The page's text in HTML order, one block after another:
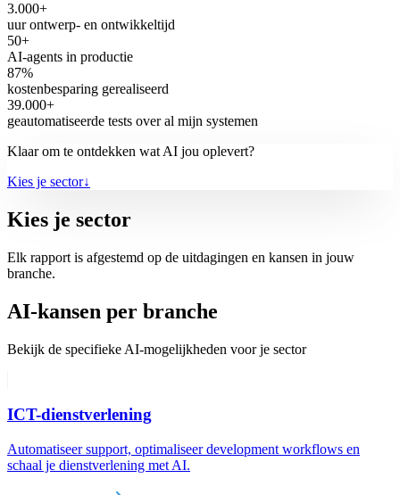
3.000+
uur ontwerp- en ontwikkeltijd
50+
AI-agents in productie
87%
kostenbesparing gerealiseerd
39.000+
geautomatiseerde tests over al mijn systemen
Klaar om te ontdekken wat AI jou oplevert?
Kies je sector↓
Kies je sector
Elk rapport is afgestemd op de uitdagingen en kansen in jouw
branche.
AI-kansen per branche
Bekijk de specifieke AI-mogelijkheden voor je sector
ICT-dienstverlening
Automatiseer support, optimaliseer development workflows en
schaal je dienstverlening met AI.